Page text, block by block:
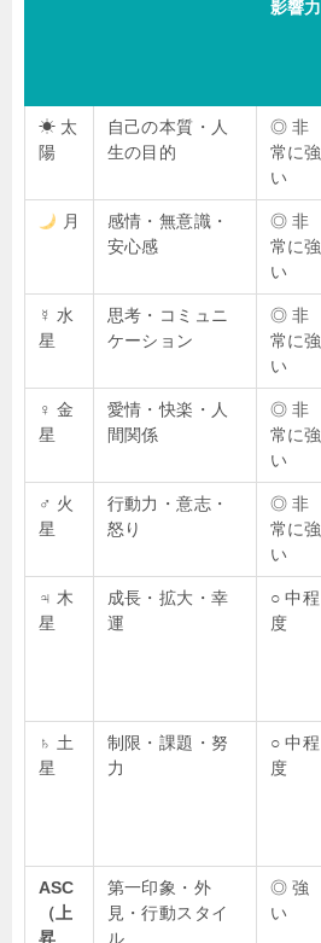
影響力
☀ 太
陽
自己の本質・人
生の目的
◎ 非
常に強
い
月
感情・無意識・
安心感
◎ 非
常に強
い
☿ 水
星
思考・コミュニ
ケーション
◎ 非
常に強
い
♀ 金
星
愛情・快楽・人
間関係
◎ 非
常に強
い
♂ 火
星
行動力・意志・
怒り
◎ 非
常に強
い
♃ 木
星
成長・拡大・幸
運
○ 中程
度
♄ 土
星
制限・課題・努
力
○ 中程
度
ASC
（上
昇
第一印象・外
見・行動スタイ
ル
◎ 強
い